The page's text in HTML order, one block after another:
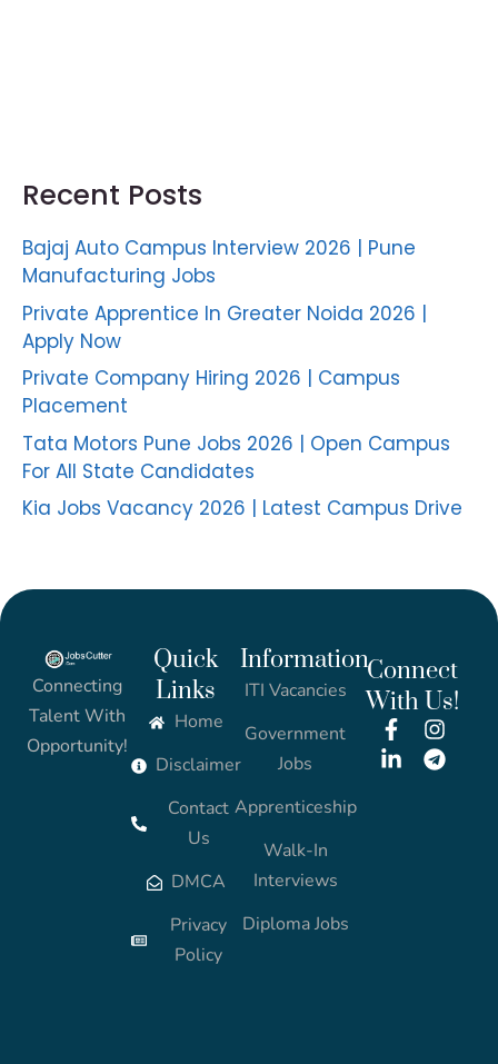
Recent Posts
Bajaj Auto Campus Interview 2026 | Pune
Manufacturing Jobs
Private Apprentice In Greater Noida 2026 |
Apply Now
Private Company Hiring 2026 | Campus
Placement
Tata Motors Pune Jobs 2026 | Open Campus
For All State Candidates
Kia Jobs Vacancy 2026 | Latest Campus Drive
Connecting
Talent With
Opportunity!
Quick
Links
Home
Disclaimer
Contact
Us
DMCA
Privacy
Policy
Information
ITI Vacancies
Government
Jobs
Apprenticeship
Walk-In
Interviews
Diploma Jobs
Connect
With Us!